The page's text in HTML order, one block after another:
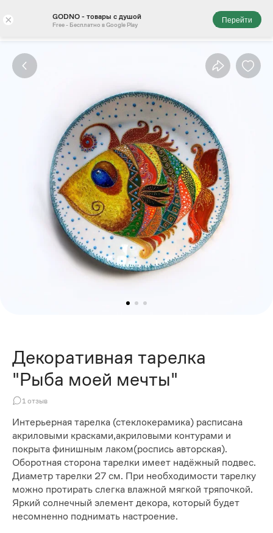
× GODNO - товары с душой
Free - Бесплатно в Google Play
Перейти
Декоративная тарелка
"Рыба моей мечты"
1 отзыв
Интерьерная тарелка (стеклокерамика) расписана
акриловыми красками,акриловыми контурами и
покрыта финишным лаком(роспись авторская).
Оборотная сторона тарелки имеет надёжный подвес.
Диаметр тарелки 27 см. При необходимости тарелку
можно протирать слегка влажной мягкой тряпочкой.
Яркий солнечный элемент декора, который будет
несомненно поднимать настроение.